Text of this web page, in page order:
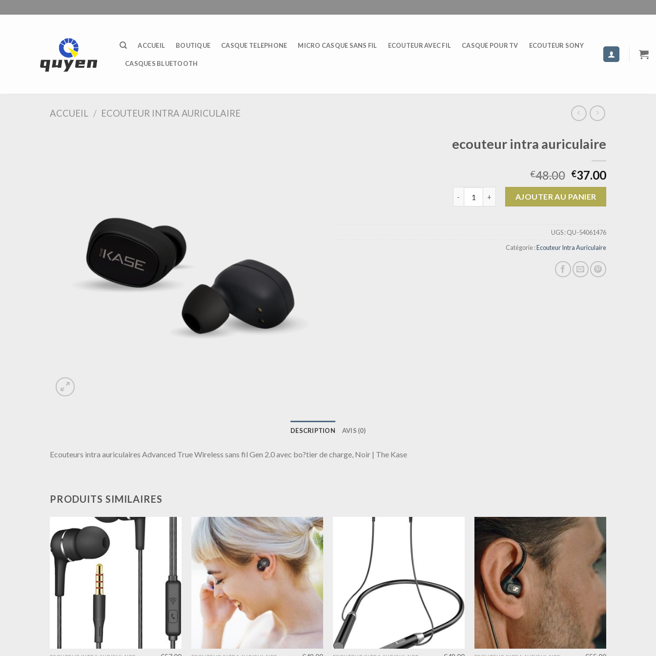
ACCUEIL BOUTIQUE CASQUE TELEPHONE MICRO CASQUE SANS FIL ECOUTEUR AVEC FIL CASQUE POUR TV ECOUTEUR SONY
CASQUES BLUETOOTH
ACCUEIL / ECOUTEUR INTRA AURICULAIRE
ecouteur intra auriculaire
€48.00 €37.00
AJOUTER AU PANIER
UGS :QU-54061476
Catégorie :Ecouteur Intra Auriculaire
DESCRIPTION AVIS (0)
Ecouteurs intra auriculaires Advanced True Wireless sans fil Gen 2.0 avec bo?tier de charge, Noir | The Kase
PRODUITS SIMILAIRES